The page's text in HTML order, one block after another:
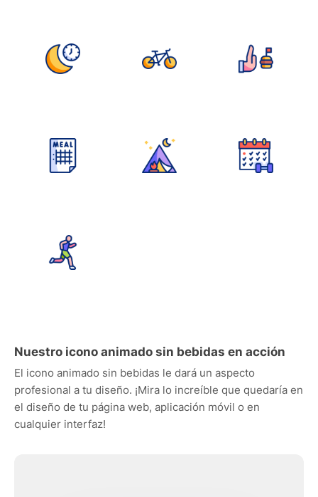
Nuestro icono animado sin bebidas en acción
El icono animado sin bebidas le dará un aspecto
profesional a tu diseño. ¡Mira lo increíble que quedaría en
el diseño de tu página web, aplicación móvil o en
cualquier interfaz!